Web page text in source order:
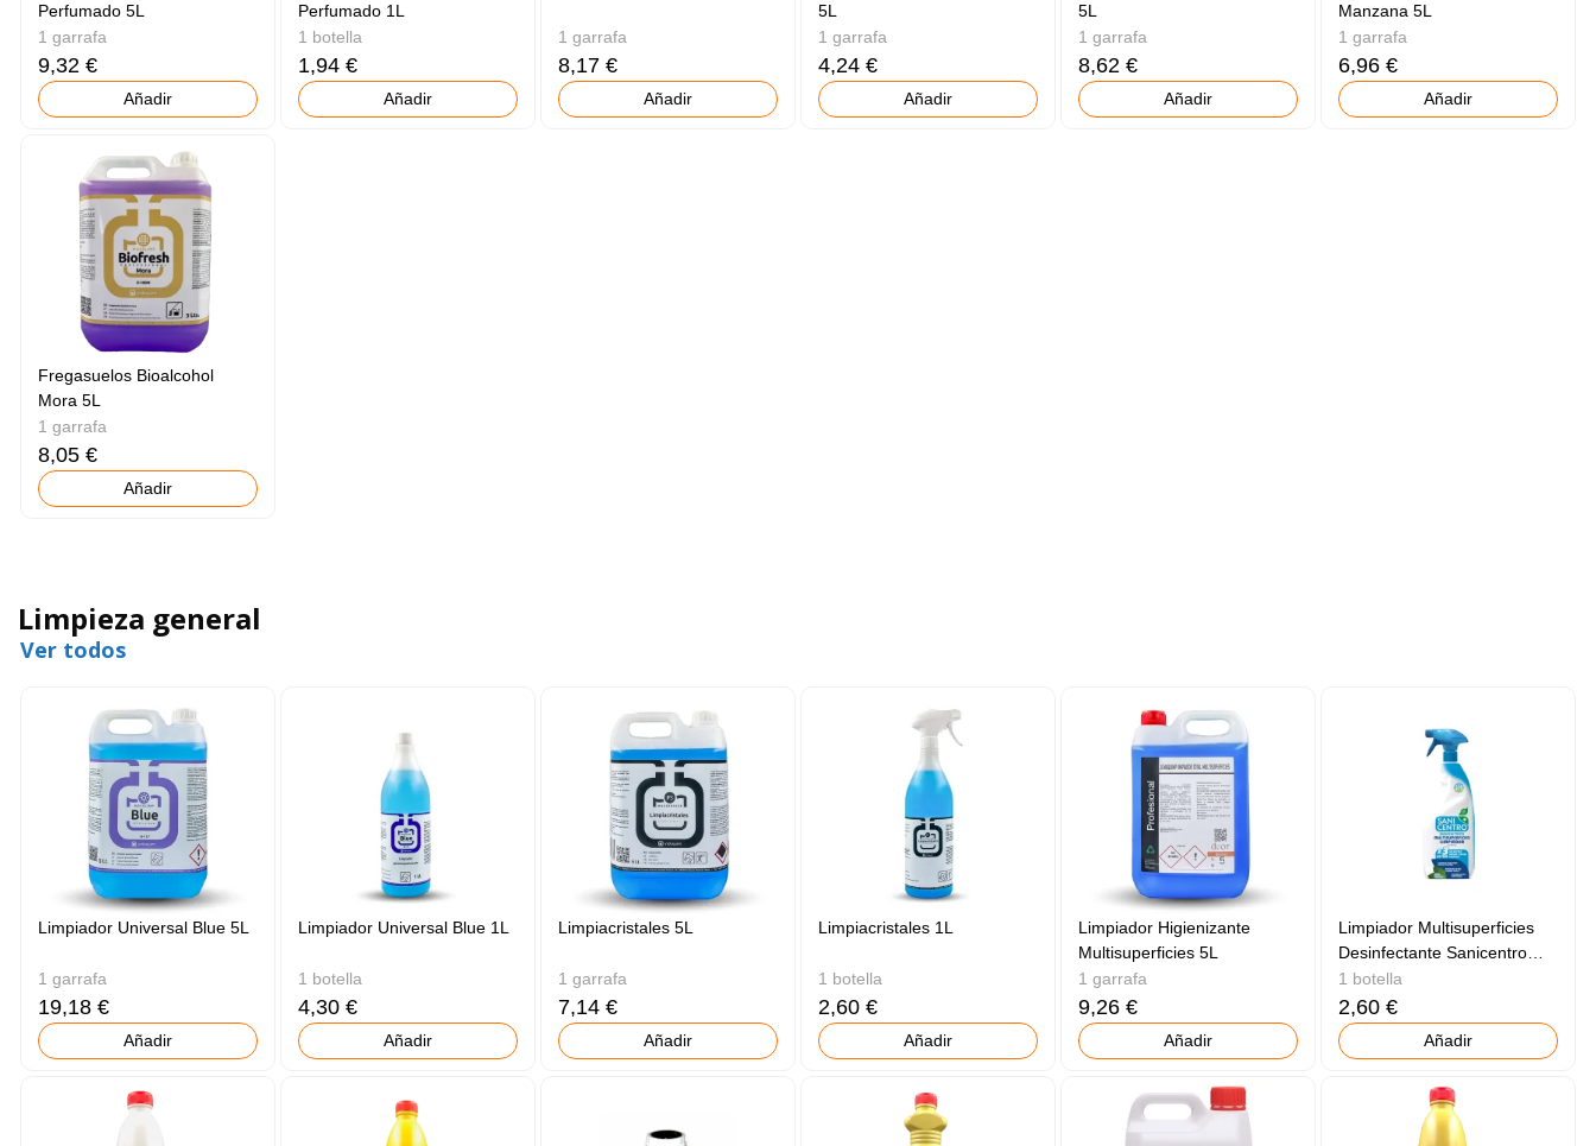
Perfumado 5L
1 garrafa
9,32 €
Añadir
Perfumado 1L
1 botella
1,94 €
Añadir
1 garrafa
8,17 €
Añadir
5L
1 garrafa
4,24 €
Añadir
5L
1 garrafa
8,62 €
Añadir
Manzana 5L
1 garrafa
6,96 €
Añadir
Fregasuelos Bioalcohol
Mora 5L
1 garrafa
8,05 €
Añadir
Limpieza general
Ver todos
Limpiador Universal Blue 5L
1 garrafa
19,18 €
Añadir
Limpiador Universal Blue 1L
1 botella
4,30 €
Añadir
Limpiacristales 5L
1 garrafa
7,14 €
Añadir
Limpiacristales 1L
1 botella
2,60 €
Añadir
Limpiador Higienizante
Multisuperficies 5L
1 garrafa
9,26 €
Añadir
Limpiador Multisuperficies
Desinfectante Sanicentro
750ml
1 botella
2,60 €
Añadir